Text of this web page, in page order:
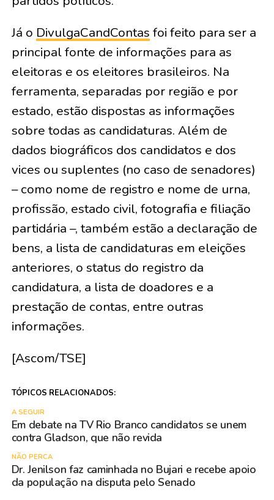
Já o DivulgaCandContas foi feito para ser a
principal fonte de informações para as
eleitoras e os eleitores brasileiros. Na
ferramenta, separadas por região e por
estado, estão dispostas as informações
sobre todas as candidaturas. Além de
dados biográficos dos candidatos e dos
vices ou suplentes (no caso de senadores)
– como nome de registro e nome de urna,
profissão, estado civil, fotografia e filiação
partidária –, também estão a declaração de
bens, a lista de candidaturas em eleições
anteriores, o status do registro da
candidatura, a lista de doadores e a
prestação de contas, entre outras
informações.
[Ascom/TSE]
TÓPICOS RELACIONADOS:
A SEGUIR
Em debate na TV Rio Branco candidatos se unem
contra Gladson, que não revida
NÃO PERCA
Dr. Jenilson faz caminhada no Bujari e recebe apoio
da população na disputa pelo Senado